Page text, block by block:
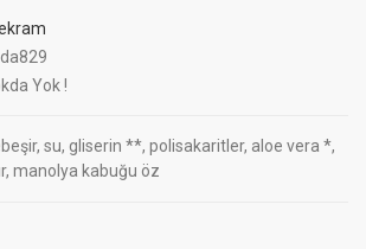
Yok !
su, gliserin **, polisakaritler, aloe vera *,
manolya kabuğu öz